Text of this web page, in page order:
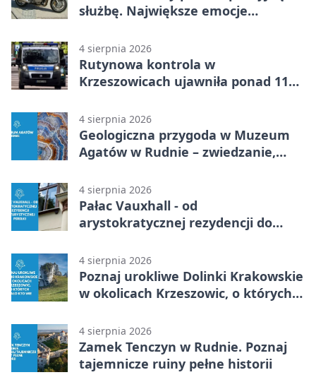
służbę. Największe emocje
4 sierpnia 2026
Rutynowa kontrola w
Krzeszowicach ujawniła ponad 110
4 sierpnia 2026
Geologiczna przygoda w Muzeum
Agatów w Rudnie – zwiedzanie,
minerałów
4 sierpnia 2026
Pałac Vauxhall - od
arystokratycznej rezydencji do
4 sierpnia 2026
Poznaj urokliwe Dolinki Krakowskie
w okolicach Krzeszowic, o których
4 sierpnia 2026
Zamek Tenczyn w Rudnie. Poznaj
tajemnicze ruiny pełne historii